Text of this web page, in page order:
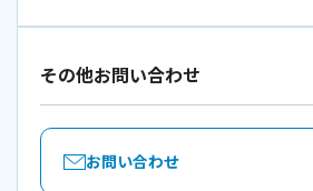
その他お問い合わせ
お問い合わせ